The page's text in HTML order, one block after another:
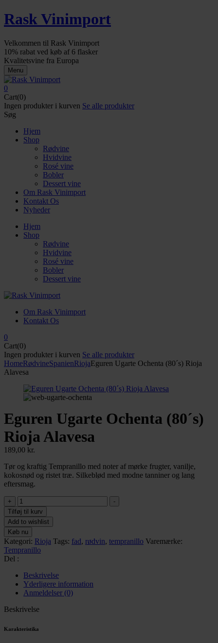
Rask Vinimport
Velkommen til Rask Vinimport
10% rabat ved køb af 6 flasker
Kvalitetsvine fra Europa
Menu
0
Cart(0)
Ingen produkter i kurven Se alle produkter
Søg
Hjem
Shop
Rødvine
Hvidvine
Rosé vine
Bobler
Dessert vine
Om Rask Vinimport
Kontakt Os
Nyheder
Hjem
Shop
Rødvine
Hvidvine
Rosé vine
Bobler
Dessert vine
Om Rask Vinimport
Kontakt Os
0
Cart(0)
Ingen produkter i kurven Se alle produkter
HomeRødvineSpanienRiojaEguren Ugarte Ochenta (80´s) Rioja
Alavesa
Eguren Ugarte Ochenta (80´s)
Rioja Alavesa
189,00 kr.
Tør og kraftig Tempranillo med noter af mørke frugter, vanilje,
kokosnød og ristet træ. Silkeblød med modne tanniner og lang
eftersmag.
+
Eguren
Ugarte
Ochenta
(80
´s)
Rioja
Alavesa
antal
-
Tilføj til kurv
Add to wishlist
Køb nu
Kategori: Rioja Tags: fad, rødvin, tempranillo Varemærke:
Tempranillo
Del :
Beskrivelse
Yderligere information
Anmeldelser (0)
Beskrivelse
Karakteristika